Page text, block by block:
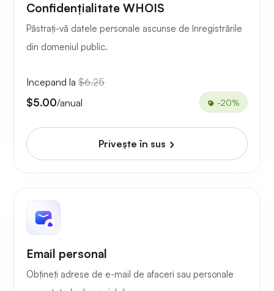
Confidențialitate WHOIS
Păstrați-vă datele personale ascunse de înregistrările
din domeniul public.
Incepand la $6.25
$5.00/anual -20%
Priveşte în sus
Email personal
Obțineți adrese de e-mail de afaceri sau personale